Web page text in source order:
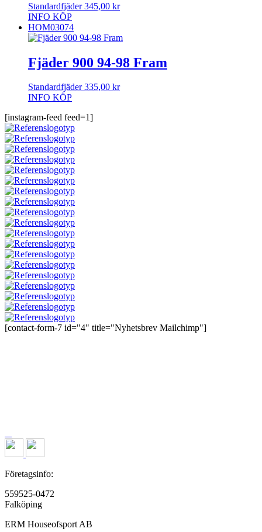
Standardfjäder 345,00 kr
INFO KÖP
HOM03074
Fjäder 900 94-98 Fram
Standardfjäder 335,00 kr
INFO KÖP
[instagram-feed feed=1]
[contact-form-7 id="4" title="Nyhetsbrev Mailchimp"]
Företagsinfo:
559525-0472
Falköping
ERM Houseofsport AB